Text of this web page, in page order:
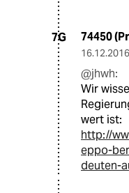
7G 74450
16.12.2016
@jhwh:
Wir
wert ist:
http://
eppo-
deuten-